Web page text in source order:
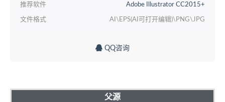
推荐软件 Adobe Illustrator CC2015+
文件格式 AI\EPS(AI可打开编辑)\PNG\JPG
QQ咨询
父源